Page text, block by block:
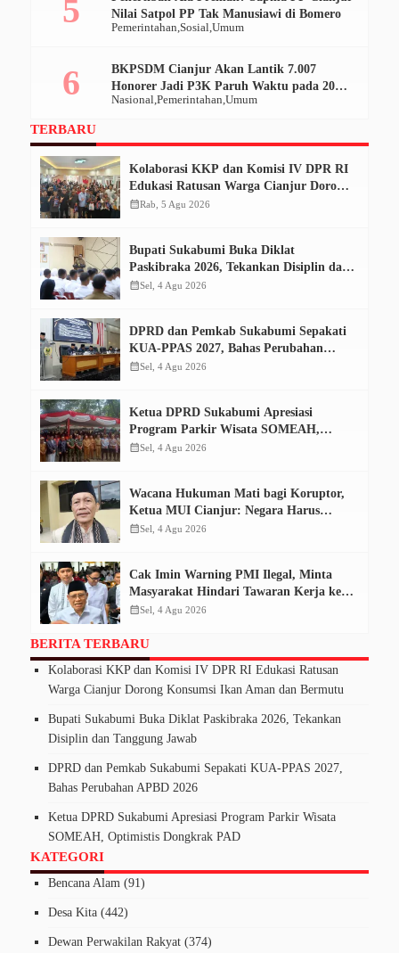
Pemerintahan Sosial Umum
Nilai Satpol PP Tak Manusiawi di Bomero
Nasional Pemerintahan Umum
BKPSDM Cianjur Akan Lantik 7.007
Honorer Jadi P3K Paruh Waktu pada 20
Desember 2025
TERBARU
Kolaborasi KKP dan Komisi IV DPR RI
Edukasi Ratusan Warga Cianjur Dorong
Konsumsi Ikan Aman dan Bermutu
calendar_monthRab, 5 Agu 2026
Bupati Sukabumi Buka Diklat
Paskibraka 2026, Tekankan Disiplin dan
Tanggung Jawab
calendar_monthSel, 4 Agu 2026
DPRD dan Pemkab Sukabumi Sepakati
KUA-PPAS 2027, Bahas Perubahan
APBD 2026
calendar_monthSel, 4 Agu 2026
Ketua DPRD Sukabumi Apresiasi
Program Parkir Wisata SOMEAH,
Optimistis Dongkrak PAD
calendar_monthSel, 4 Agu 2026
Wacana Hukuman Mati bagi Koruptor,
Ketua MUI Cianjur: Negara Harus
Tempuh Jalur Konstitusi
calendar_monthSel, 4 Agu 2026
Cak Imin Warning PMI Ilegal, Minta
Masyarakat Hindari Tawaran Kerja ke
Kamboja
calendar_monthSel, 4 Agu 2026
BERITA TERBARU
Kolaborasi KKP dan Komisi IV DPR RI Edukasi Ratusan
Warga Cianjur Dorong Konsumsi Ikan Aman dan Bermutu
Bupati Sukabumi Buka Diklat Paskibraka 2026, Tekankan
Disiplin dan Tanggung Jawab
DPRD dan Pemkab Sukabumi Sepakati KUA-PPAS 2027,
Bahas Perubahan APBD 2026
Ketua DPRD Sukabumi Apresiasi Program Parkir Wisata
SOMEAH, Optimistis Dongkrak PAD
KATEGORI
Bencana Alam (91)
Desa Kita (442)
Dewan Perwakilan Rakyat (374)